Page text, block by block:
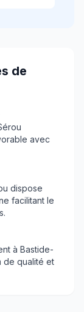
de
avec
dispose
facilitant le
à Bastide-
de qualité et